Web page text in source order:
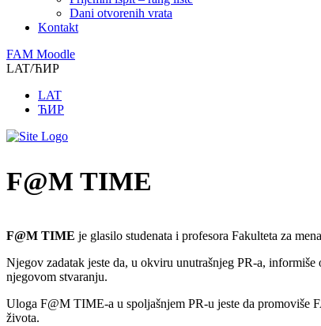
Dani otvorenih vrata
Kontakt
FAM Moodle
LAT/ЋИР
LAT
ЋИР
F@M TIME
F@M TIME je glasilo studenata i profesora Fakulteta za
Njegov zadatak jeste da, u okviru unutrašnjeg PR-a, informiše
njegovom stvaranju.
Uloga F@M TIME-a u spoljašnjem PR-u jeste da promoviše
života.